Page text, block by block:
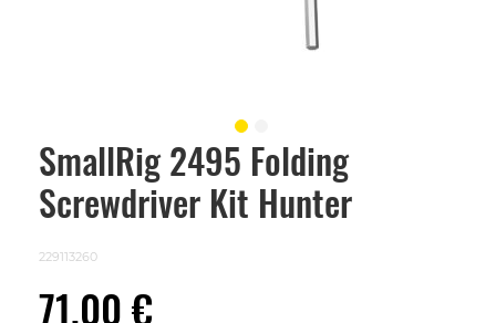
SmallRig 2495 Folding
Screwdriver Kit Hunter
229113260
71,00 €
Skip
beginning
images